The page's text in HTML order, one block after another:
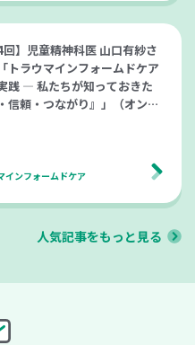
回】児童精神科医 山口有紗さ
トラウマインフォームドケア
践 ― 私たちが知っておきた
信頼・つながり』」（オンラ
インフォームドケア
人気記事をもっと見る